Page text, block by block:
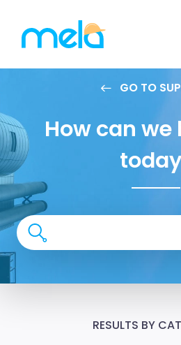
GO TO
How can we
RESULTS BY